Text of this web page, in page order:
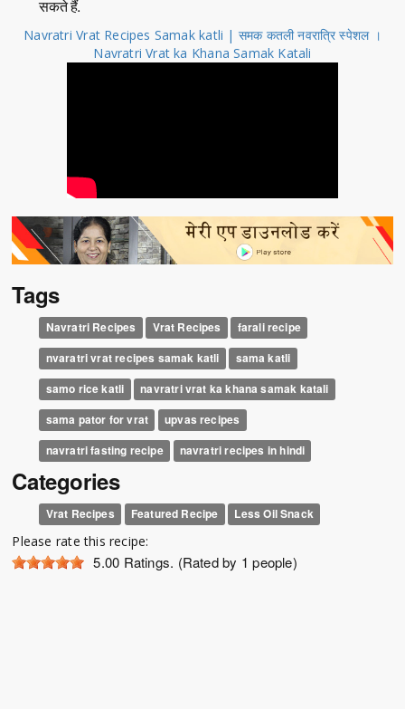
सकते हैं.
Navratri Vrat Recipes Samak katli | समक कतली नवरात्रि स्पेशल ।
Navratri Vrat ka Khana Samak Katali
Tags
Navratri Recipes Vrat Recipes
farali recipe
nvaratri vrat recipes samak katli
sama katli
samo rice katli
navratri vrat ka khana samak katali
sama pator for vrat
upvas recipes
navratri fasting recipe
navratri recipes in hindi
Categories
Vrat Recipes Featured Recipe Less Oil Snack
Please rate this recipe:
5.00 Ratings. (Rated by 1 people)